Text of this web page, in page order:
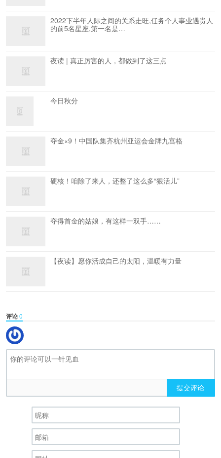
2022下半年人际之间的关系走旺,任务个人事业遇贵人
的前5名星座,第一名是…
夜读 | 真正厉害的人，都做到了这三点
今日秋分
夺金×9！中国队集齐杭州亚运会金牌九宫格
硬核！咱除了来人，还整了这么多“狠活儿”
夺得首金的姑娘，有这样一双手……
【夜读】愿你活成自己的太阳，温暖有力量
评论0
提交评论